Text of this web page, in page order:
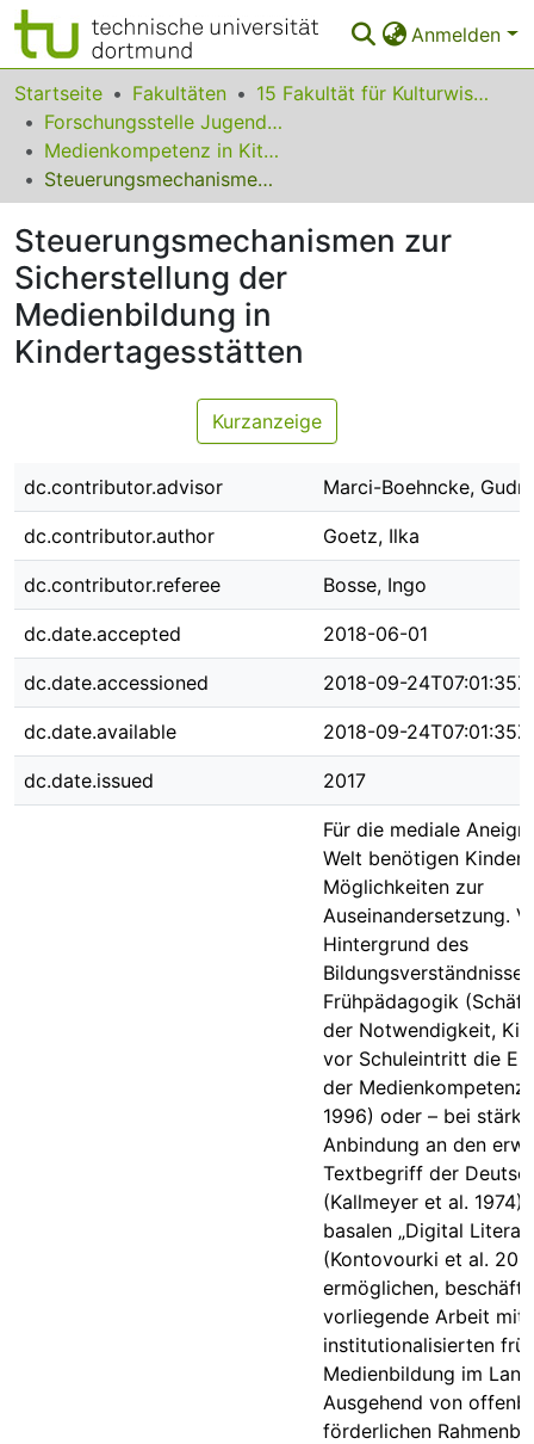
Anmelden
Bereiche & Sammlungen
Das gesamte Repositorium
Statistiken
FAQ
Leitlinien
Zurück zur Startseite
Startseite Fakultäten
15 Fakultät für Kulturwissenschaften
Forschungsstelle Jugend-Medien-Bildung
Medienkompetenz in Kita, Ganztag und Schule
Steuerungsmechanismen zur Sicherstellung der Medienbildung in Kindertagesstätten
Steuerungsmechanismen zur
Sicherstellung der
Medienbildung in
Kindertagesstätten
Kurzanzeige
dc.contributor.advisor Marci-Boehncke,
dc.contributor.author Goetz, Ilka
dc.contributor.referee Bosse, Ingo
dc.date.accepted 2018-06-01
dc.date.accessioned 2018-09-24T07:01:35Z
dc.date.available 2018-09-24T07:01:35Z
dc.date.issued 2017
Für die mediale
Welt benötigen Kinder
Möglichkeiten zur
Auseinandersetzung.
Hintergrund des
Frühpädagogik
der Notwendigkeit,
vor Schuleintritt die
der Medienkompetenz
1996) oder – bei
Anbindung an den
Textbegriff der
(Kallmeyer et al. 1974)
basalen „Digital
(Kontovourki et al.
ermöglichen,
vorliegende Arbeit mit
institutionalisierten
Medienbildung im
Ausgehend von
förderlichen